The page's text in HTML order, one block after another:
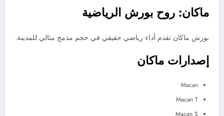
ماكان: روح بورش الرياضية
بورش ماكان تقدم أداء رياضي حقيقي في حجم مدمج مثالي للمدينة.
إصدارات ماكان
Macan
Macan T
Macan S